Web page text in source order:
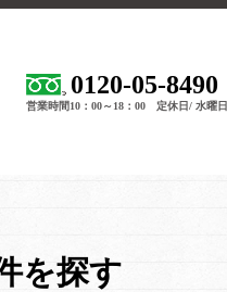
0120-05-8490
営業時間10：00～18：00 定休日/ 水曜日
を探す